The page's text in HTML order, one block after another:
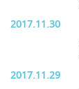
2017.11.30
2017.11.29